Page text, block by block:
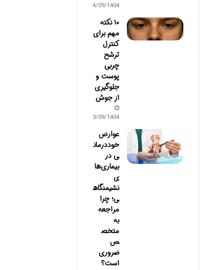
24/09/1404
۱۰ نکته
مهم برای
کنترل
ترشح
چربی
پوست و
جلوگیری
از جوش
03/09/1404
عوارض
خوددرمان
ی در
بیماری‌ها
ی
نشیمنگاه
ی؛ چرا
مراجعه
به
متخص
ص
ضروری
است؟